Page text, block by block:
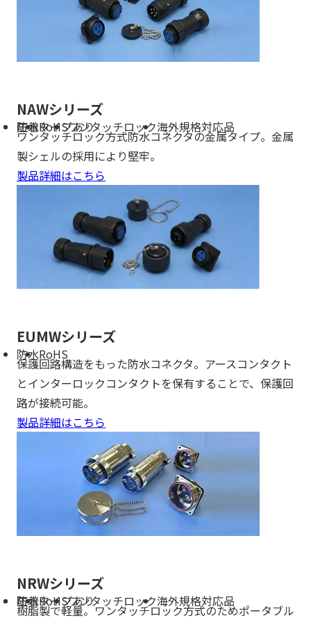
NAWシリーズ
防水RoHSワンタッチロック海外規格対応品
圧着タイプあり
ワンタッチロック方式防水コネクタの金属タイプ。金属
製シェルの採用により堅牢。
製品詳細はこちら
EUMWシリーズ
防水RoHS
保護回路構造をもった防水コネクタ。アースコンタクト
とインターロックコンタクトを保有することで、保護回
路が接続可能。
製品詳細はこちら
NRWシリーズ
防水RoHSワンタッチロック海外規格対応品
圧着タイプあり
樹脂製で軽量。ワンタッチロック方式のためポータブル